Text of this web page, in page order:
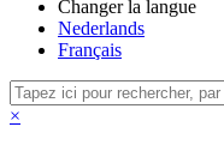
Changer la langue
Nederlands
Français
×